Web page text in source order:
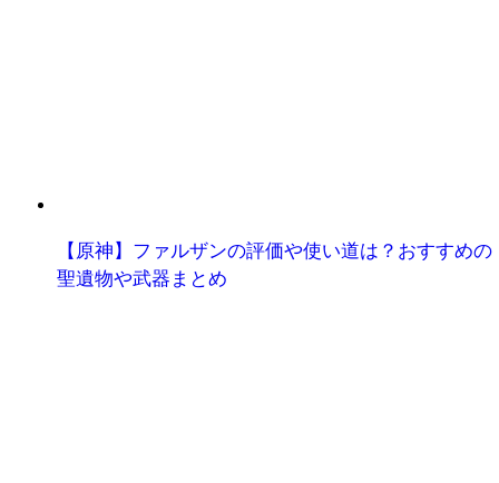
【原神】ファルザンの評価や使い道は？おすすめの
聖遺物や武器まとめ